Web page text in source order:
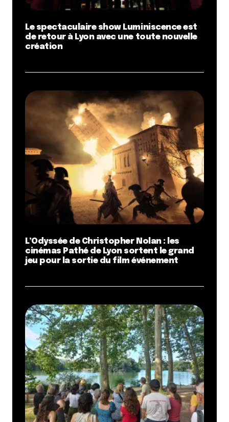
Le spectaculaire show Luminiscence est
de retour à Lyon avec une toute nouvelle
création
L’Odyssée de Christopher Nolan : les
cinémas Pathé de Lyon sortent le grand
jeu pour la sortie du film événement